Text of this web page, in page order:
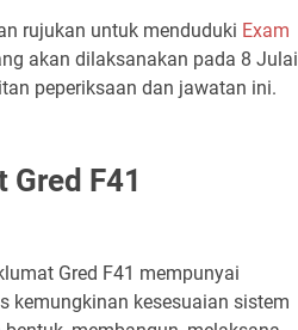
rujukan untuk menduduki Exam
akan dilaksanakan pada 8 Julai
peperiksaan dan jawatan ini.
F41
Gred F41 mempunyai
kemungkinan kesesuaian sistem